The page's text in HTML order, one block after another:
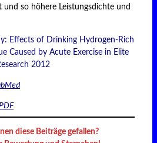
so höhere Leistungsdichte und
Effects of Drinking Hydrogen-Rich
Caused by Acute Exercise in Elite
2012
diese Beiträge gefallen?